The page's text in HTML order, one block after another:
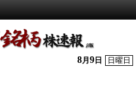
株】
8月 9 日 日曜日